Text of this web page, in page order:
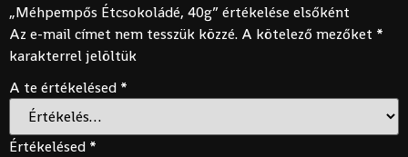
„Méhpempős Étcsokoládé, 40g” értékelése elsőként
Az e-mail címet nem tesszük közzé. A kötelező mezőket *
karakterrel jelöltük
A te értékelésed *
Értékelésed *